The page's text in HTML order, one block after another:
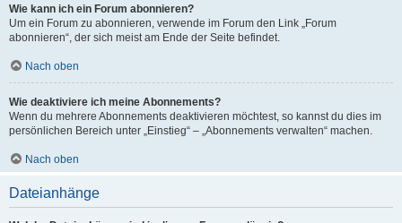
Wie kann ich ein Forum abonnieren?
Um ein Forum zu abonnieren, verwende im Forum den Link „Forum
abonnieren“, der sich meist am Ende der Seite befindet.
Nach oben
Wie deaktiviere ich meine Abonnements?
Wenn du mehrere Abonnements deaktivieren möchtest, so kannst du dies im
persönlichen Bereich unter „Einstieg“ – „Abonnements verwalten“ machen.
Nach oben
Dateianhänge